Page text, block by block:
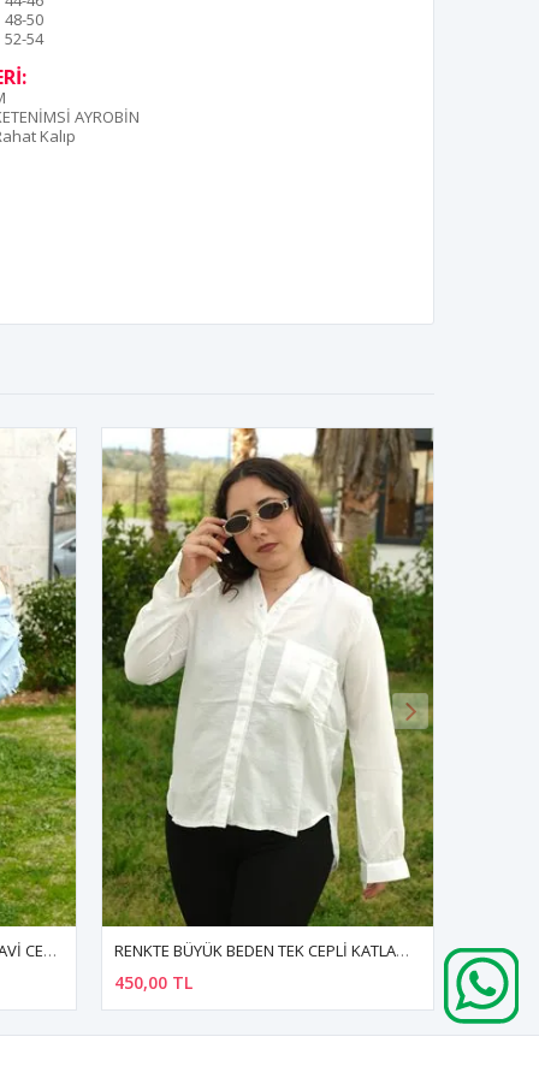
48-50
52-54
AYROBİN
Kalıp
RENKTE BÜYÜK BEDEN TEK CEPLİ KATLAMALI KETENİMSİ BEYAZ GÖMLEK RENKTE BÜYÜK BEDEN FİSTOLU SİYAH GÖMLEK CEKET
950,00 TL 750,00